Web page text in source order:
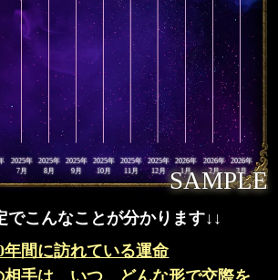
2025年
7月
2025年
8月
2025年
9月
2025年
10月
2025年
11月
2025年
12月
2026年
1月
2026年
2月
2026年
3月
SAMPLE
でこんなことが分かります↓↓
年間に訪れている運命